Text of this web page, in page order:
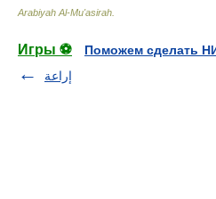
Arabiyah Al-Mu'asirah
Игры ⚽
Поможем сделать
إراعة